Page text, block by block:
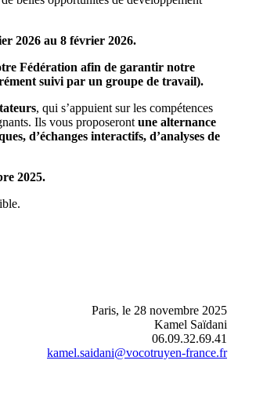
2026 au 8 février 2026.
Fédération afin de garantir notre
suivi par un groupe de travail).
, qui s’appuient sur les compétences
Ils vous proposeront une alternance
d’échanges interactifs, d’analyses de
2025.
Paris, le 28 novembre 2025
Kamel Saïdani
06.09.32.69.41
kamel.saidani@vocotruyen-france.fr